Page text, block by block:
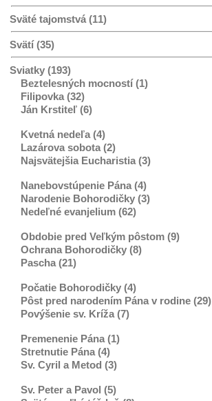
Sväté tajomstvá (11)
Svätí (35)
Sviatky (193)
Beztelesných mocností (1)
Filipovka (32)
Ján Krstiteľ (6)
Kvetná nedeľa (4)
Lazárova sobota (2)
Najsvätejšia Eucharistia (3)
Nanebovstúpenie Pána (4)
Narodenie Bohorodičky (3)
Nedeľné evanjelium (62)
Obdobie pred Veľkým pôstom (9)
Ochrana Bohorodičky (8)
Pascha (21)
Počatie Bohorodičky (4)
Pôst pred narodením Pána v rodine (29)
Povýšenie sv. Kríža (7)
Premenenie Pána (1)
Stretnutie Pána (4)
Sv. Cyril a Metod (3)
Sv. Peter a Pavol (5)